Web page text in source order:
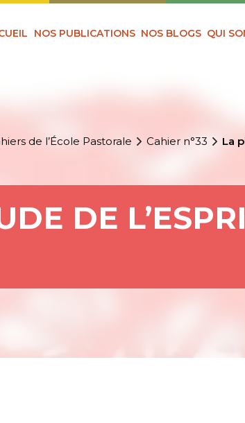
NOS PUBLICATIONS NOS BLOGS QUI
de l’École Pastorale Cahier n°33 La
DE